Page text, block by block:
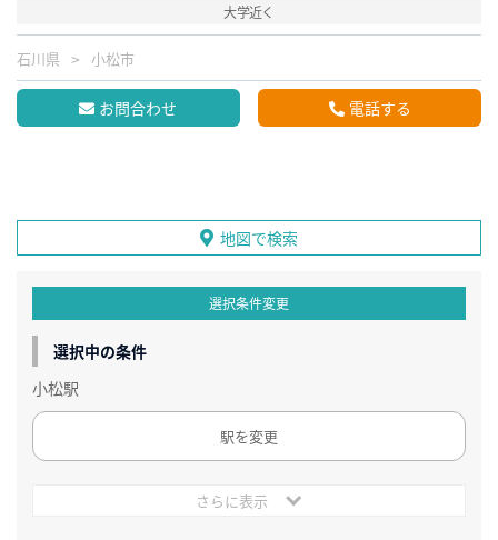
大学近く
石川県 小松市
お問合わせ 電話する
地図で検索
選択条件変更
選択中の条件
小松駅
駅を変更
さらに表示